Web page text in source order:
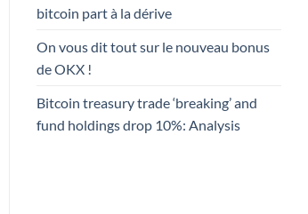
bitcoin part à la dérive
On vous dit tout sur le nouveau bonus
de OKX !
Bitcoin treasury trade ‘breaking’ and
fund holdings drop 10%: Analysis